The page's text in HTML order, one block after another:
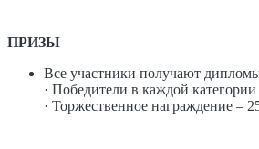
ПРИЗЫ
Все участники получают
· Победители в каждой
· Торжественное награждение –